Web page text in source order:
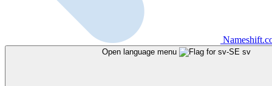
Open language menu sv